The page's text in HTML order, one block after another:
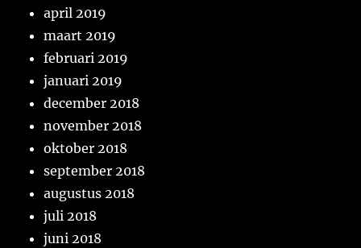
april 2019
maart 2019
februari 2019
januari 2019
december 2018
november 2018
oktober 2018
september 2018
augustus 2018
juli 2018
juni 2018